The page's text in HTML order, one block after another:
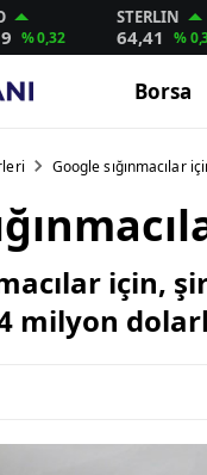
% 0,32
STERLIN
64,41 %
Borsa
Google sığınmacılar
için,
milyon